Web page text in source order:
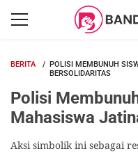
BERITA
POLISI MEMBUNUH
BERSOLIDARITAS
Polisi
Mahasiswa
Aksi simbolik ini sebagai